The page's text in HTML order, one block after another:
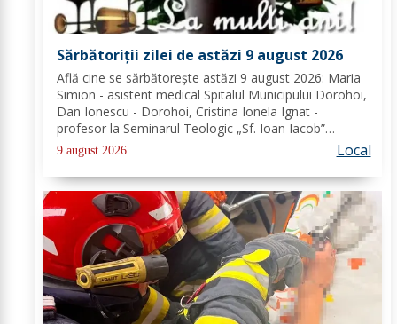
Sărbătoriții zilei de astăzi 9 august 2026
Află cine se sărbătoreşte astăzi 9 august 2026: Maria
Simion - asistent medical Spitalul Municipului Dorohoi,
Dan Ionescu - Dorohoi, Cristina Ionela Ignat -
profesor la Seminarul Teologic „Sf. Ioan Iacob”
Dorohoi, Ana-Maria Ojog - profesor- consilier
educativ Școala Gimnazială Nr. 1 Dumeni, Mihai...
9 august 2026 Local